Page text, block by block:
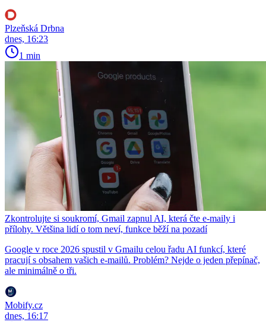
Plzeňská Drbna
dnes, 16:23
1 min
Zkontrolujte si soukromí, Gmail zapnul AI, která čte e-maily i
přílohy. Většina lidí o tom neví, funkce běží na pozadí
Google v roce 2026 spustil v Gmailu celou řadu AI funkcí, které
pracují s obsahem vašich e-mailů. Problém? Nejde o jeden přepínač,
ale minimálně o tři.
Mobify.cz
dnes, 16:17